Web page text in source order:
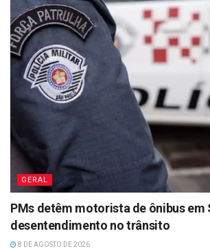
GERAL
PMs detêm motorista de ônibus em
desentendimento no trânsito
8 DE AGOSTO DE 2026